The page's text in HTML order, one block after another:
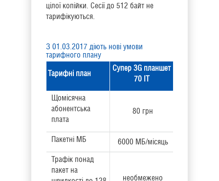
цілої копійки. Сесії до 512 байт не
тарифікуються.
З 01.03.2017 діють нові умови
тарифного плану
Тарифні план
Супер 3G планшет
70 IT
Щомісячна
абонентська
плата
80 грн
Пакетні МБ
6000 МБ/місяць
Трафік понад
пакет на
необмежено